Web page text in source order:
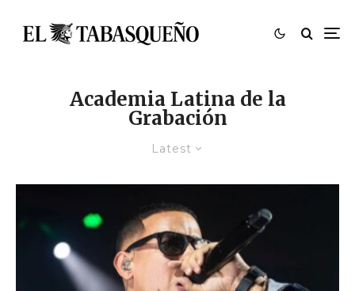
Academia Latina de la
Grabación
Latest